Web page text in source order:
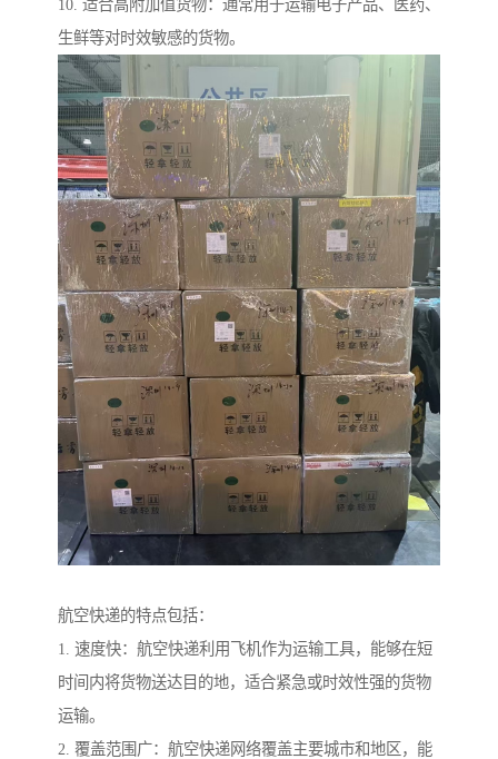
10. 适合高附加值货物：通常用于运输电子产品、医药、
生鲜等对时效敏感的货物。
航空快递的特点包括：
1. 速度快：航空快递利用飞机作为运输工具，能够在短
时间内将货物送达目的地，适合紧急或时效性强的货物
运输。
2. 覆盖范围广：航空快递网络覆盖主要城市和地区，能